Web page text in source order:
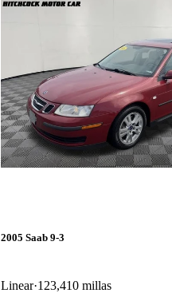
2005 Saab 9-3
Linear 123,410 millas